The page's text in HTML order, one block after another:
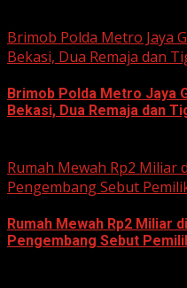
Brimob Polda Metro Jaya
Bekasi, Dua Remaja dan
Brimob Polda Metro Jaya
Bekasi, Dua Remaja dan
Rumah Mewah Rp2 Miliar
Pengembang Sebut
Rumah Mewah Rp2 Miliar
Pengembang Sebut